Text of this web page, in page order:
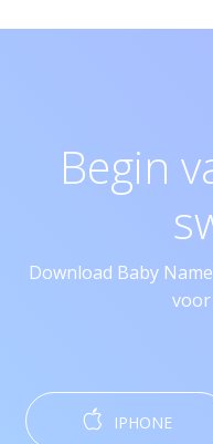
Begin
Download Baby
IPHONE